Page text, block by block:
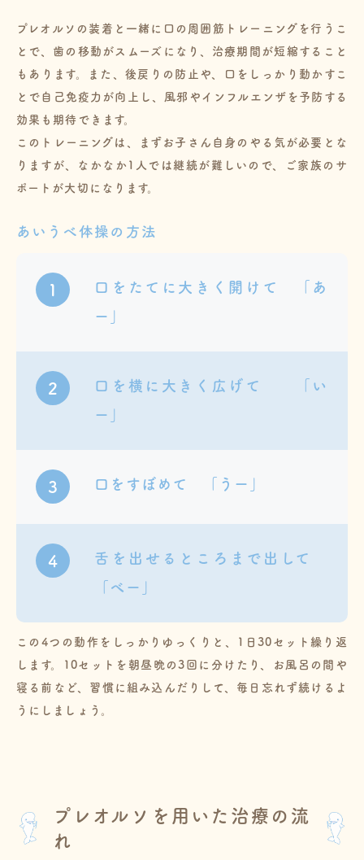
プレオルソの装着と一緒に口の周囲筋トレーニングを行うこ
とで、歯の移動がスムーズになり、治療期間が短縮すること
もあります。また、後戻りの防止や、口をしっかり動かすこ
とで自己免疫力が向上し、風邪やインフルエンザを予防する
効果も期待できます。
このトレーニングは、まずお子さん自身のやる気が必要とな
りますが、なかなか1人では継続が難しいので、ご家族のサ
ポートが大切になります。
あいうべ体操の方法
1
口をたてに大きく開けて 「あ
ー」
2
口を横に大きく広げて 「い
ー」
3 口をすぼめて 「うー」
4
舌を出せるところまで出して
「べー」
この4つの動作をしっかりゆっくりと、1日30セット繰り返
します。10セットを朝昼晩の3回に分けたり、お風呂の間や
寝る前など、習慣に組み込んだりして、毎日忘れず続けるよ
うにしましょう。
プレオルソを用いた治療の流
れ